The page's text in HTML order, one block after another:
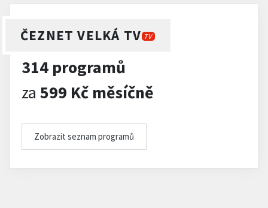
ČEZNET VELKÁ TV TV
314 programů
za 599 Kč měsíčně
Zobrazit seznam programů